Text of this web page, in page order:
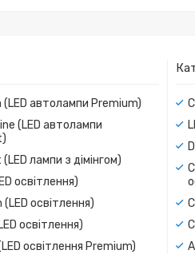
(LED автолампи Premium)
(LED автолампи
лампи з дімінгом)
освітлення)
освітлення)
освітлення)
освітлення Premium)